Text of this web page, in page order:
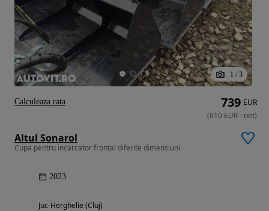
1 / 3
Altul Sonarol
Cupa pentru incarcator frontal diferite dimensiuni
2023
Juc-Herghelie (Cluj)
739 EUR
(610 EUR- net)
Calculeaza rata